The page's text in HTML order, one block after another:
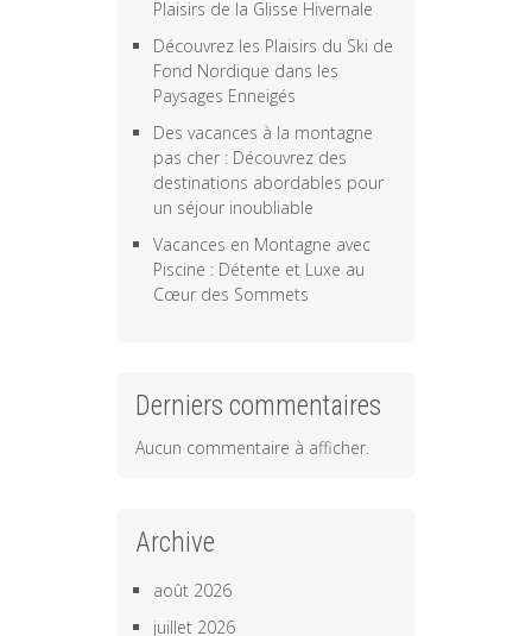
Plaisirs de la Glisse Hivernale
Découvrez les Plaisirs du Ski de
Fond Nordique dans les
Paysages Enneigés
Des vacances à la montagne
pas cher : Découvrez des
destinations abordables pour
un séjour inoubliable
Vacances en Montagne avec
Piscine : Détente et Luxe au
Cœur des Sommets
Derniers commentaires
Aucun commentaire à afficher.
Archive
août 2026
juillet 2026